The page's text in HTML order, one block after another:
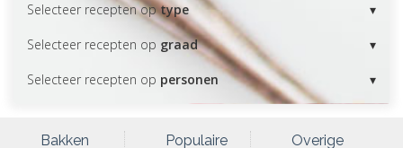
Selecteer recepten optype
Selecteer recepten op graad
Selecteer recepten op personen
Bakken Populaire Overige